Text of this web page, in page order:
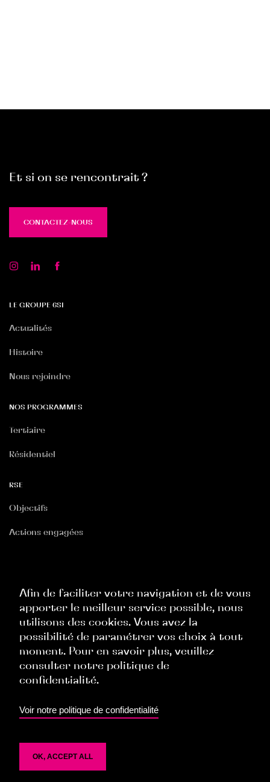
Et si on se rencontrait ?
CONTACTEZ-NOUS
LE GROUPE 6SI
Actualités
Histoire
Nous rejoindre
NOS PROGRAMMES
Tertiaire
Résidentiel
RSE
Objectifs
Actions engagées
Politique Commerciale
Politique Ressources Humaines
Afin de faciliter votre navigation et de vous
apporter le meilleur service possible, nous
utilisons des cookies. Vous avez la
possibilité de paramétrer vos choix à tout
moment. Pour en savoir plus, veuillez
consulter notre politique de
confidentialité.
OK, ACCEPT ALL
Voir notre politique de confidentialité